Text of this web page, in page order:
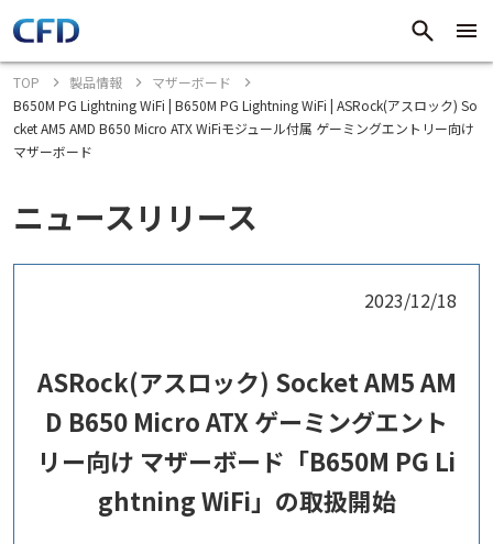
TOP 製品情報
マザーボード
B650M PG Lightning WiFi | B650M PG Lightning WiFi | ASRock(アスロック) So
cket AM5 AMD B650 Micro ATX WiFiモジュール付属 ゲーミングエントリー向け
マザーボード
ニュースリリース
2023/12/18
ASRock(アスロック) Socket AM5 AM
D B650 Micro ATX ゲーミングエント
リー向け マザーボード「B650M PG Li
ghtning WiFi」の取扱開始